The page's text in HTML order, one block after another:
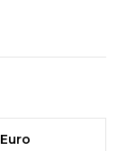
Euro